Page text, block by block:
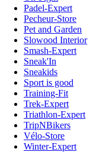
Padel-Expert
Pecheur-Store
Pet and Garden
Slowood Interior
Smash-Expert
Sneak'In
Sneakids
Sport is good
Training-Fit
Trek-Expert
Triathlon-Expert
TripNBikers
Vélo-Store
Winter-Expert